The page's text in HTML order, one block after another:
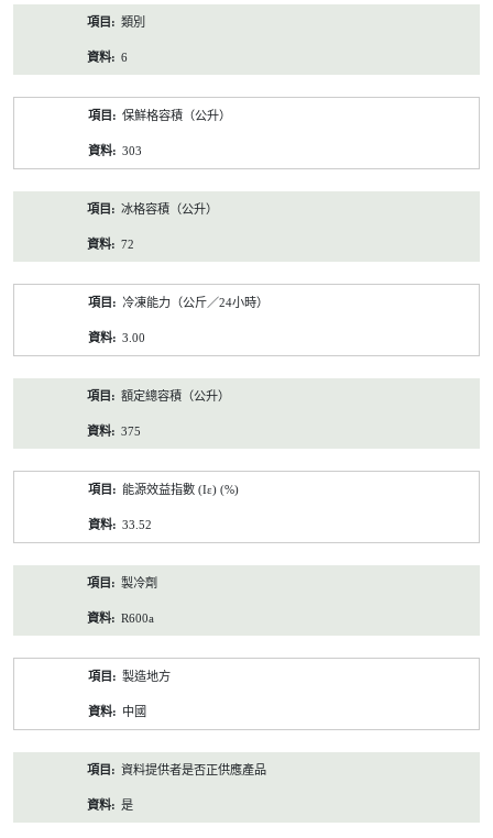
類別
6
保鮮格容積（公升）
303
冰格容積（公升）
72
冷凍能力（公斤／24小時）
3.00
額定總容積（公升）
375
能源效益指數 (Iε) (%)
33.52
製冷劑
R600a
製造地方
中國
資料提供者是否正供應產品
是